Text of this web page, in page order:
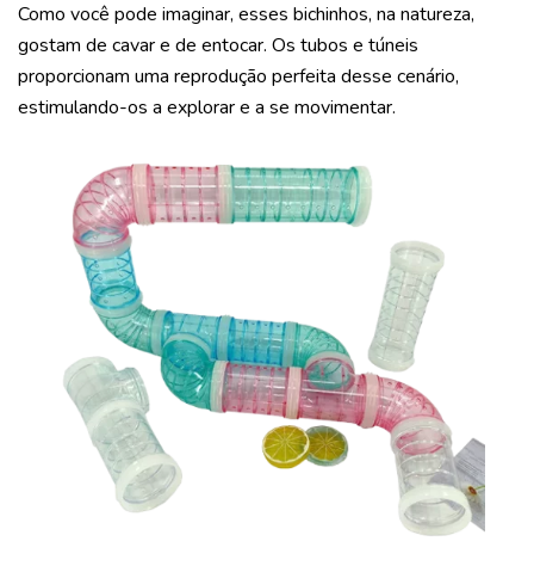
Como você pode imaginar, esses bichinhos, na natureza,
gostam de cavar e de entocar. Os tubos e túneis
proporcionam uma reprodução perfeita desse cenário,
estimulando-os a explorar e a se movimentar.